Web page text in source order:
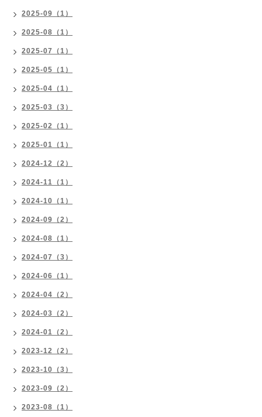
2025-09（1）
2025-08（1）
2025-07（1）
2025-05（1）
2025-04（1）
2025-03（3）
2025-02（1）
2025-01（1）
2024-12（2）
2024-11（1）
2024-10（1）
2024-09（2）
2024-08（1）
2024-07（3）
2024-06（1）
2024-04（2）
2024-03（2）
2024-01（2）
2023-12（2）
2023-10（3）
2023-09（2）
2023-08（1）